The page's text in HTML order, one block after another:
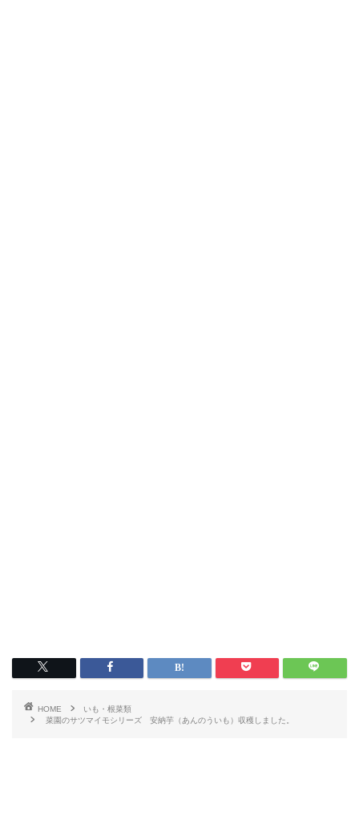
HOME
いも・根菜類
菜園のサツマイモシリーズ 安納芋（あんのういも）収穫しました。